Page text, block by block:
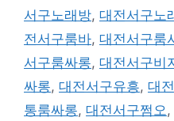
서구노래방, 대전서구노
전서구룸바, 대전서구룸
서구룸싸롱, 대전서구비
싸롱, 대전서구유흥, 대
통룸싸롱, 대전서구쩜오 ,